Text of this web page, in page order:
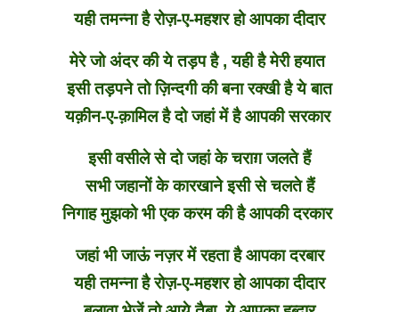
यही तमन्ना है रोज़-ए-महशर हो आपका दीदार
मेरे जो अंदर की ये तड़प है , यही है मेरी हयात
इसी तड़पने तो ज़िन्दगी की बना रक्खी है ये बात
यक़ीन-ए-क़ामिल है दो जहां में है आपकी सरकार
इसी वसीले से दो जहां के चराग़ जलते हैं
सभी जहानों के कारखाने इसी से चलते हैं
निगाह मुझको भी एक करम की है आपकी दरकार
जहां भी जाऊं नज़र में रहता है आपका दरबार
यही तमन्ना है रोज़-ए-महशर हो आपका दीदार